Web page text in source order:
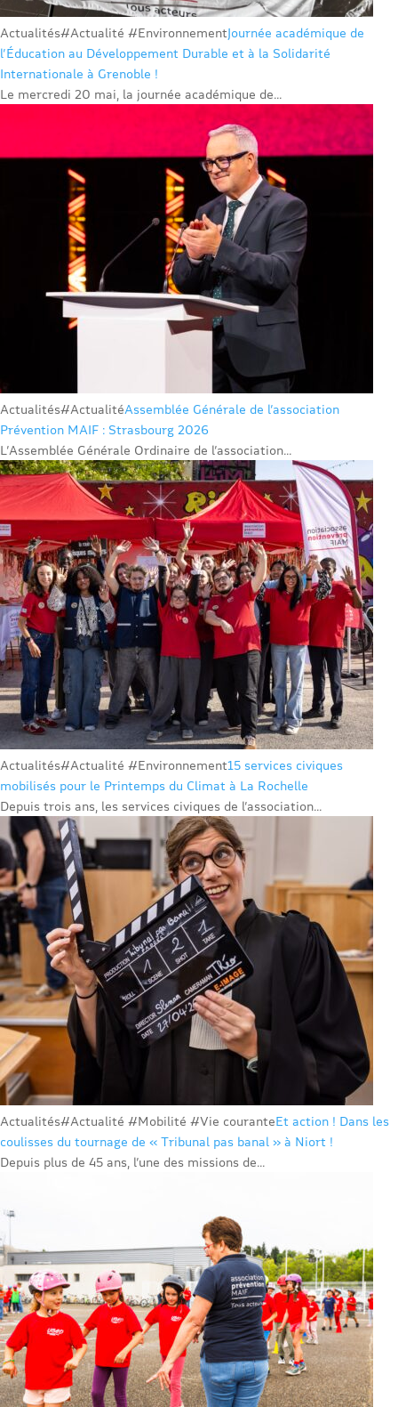
Actualités#Actualité #EnvironnementJournée académique de
l’Éducation au Développement Durable et à la Solidarité
Internationale à Grenoble !
Le mercredi 20 mai, la journée académique de...
Actualités#ActualitéAssemblée Générale de l’association
Prévention MAIF : Strasbourg 2026
L’Assemblée Générale Ordinaire de l’association...
Actualités#Actualité #Environnement15 services civiques
mobilisés pour le Printemps du Climat à La Rochelle
Depuis trois ans, les services civiques de l’association...
Actualités#Actualité #Mobilité #Vie couranteEt action ! Dans les
coulisses du tournage de « Tribunal pas banal » à Niort !
Depuis plus de 45 ans, l’une des missions de...